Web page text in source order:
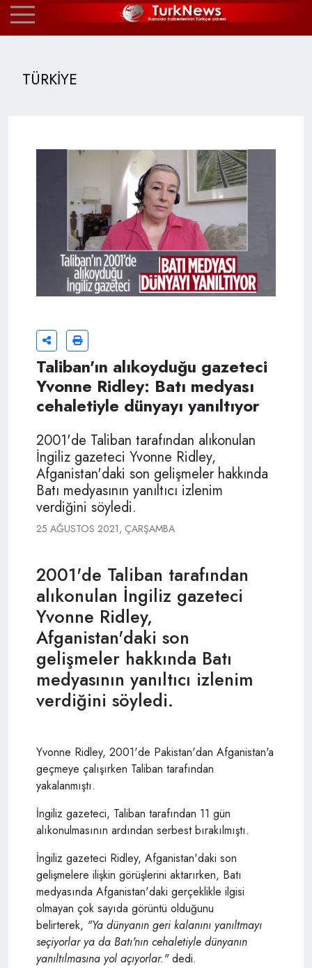
TÜRKİYE
Taliban'ın alıkoyduğu gazeteci
Yvonne Ridley: Batı medyası
cehaletiyle dünyayı yanıltıyor
2001'de Taliban tarafından alıkonulan
İngiliz gazeteci Yvonne Ridley,
Afganistan'daki son gelişmeler hakkında
Batı medyasının yanıltıcı izlenim
verdiğini söyledi.
25 AĞUSTOS 2021, ÇARŞAMBA
2001'de Taliban tarafından
alıkonulan İngiliz gazeteci
Yvonne Ridley,
Afganistan'daki son
gelişmeler hakkında Batı
medyasının yanıltıcı izlenim
verdiğini söyledi.
Yvonne Ridley, 2001'de Pakistan'dan Afganistan'a
geçmeye çalışırken Taliban tarafından
yakalanmıştı.
İngiliz gazeteci, Taliban tarafından 11 gün
alıkonulmasının ardından serbest bırakılmıştı.
İngiliz gazeteci Ridley, Afganistan'daki son
gelişmelere ilişkin görüşlerini aktarırken, Batı
medyasında Afganistan'daki gerçeklikle ilgisi
olmayan çok sayıda görüntü olduğunu
belirterek, "Ya dünyanın geri kalanını yanıltmayı
seçiyorlar ya da Batı'nın cehaletiyle dünyanın
yanıltılmasına yol açıyorlar."dedi.